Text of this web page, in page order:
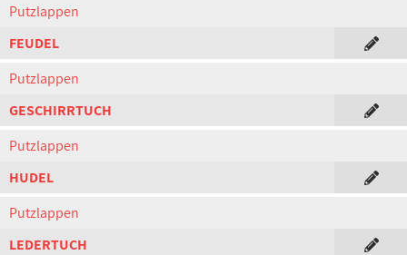
Putzlappen
FEUDEL
Putzlappen
GESCHIRRTUCH
Putzlappen
HUDEL
Putzlappen
LEDERTUCH